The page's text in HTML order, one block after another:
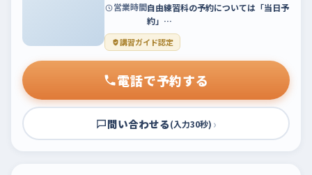
営業時間自由練習科の予約については「当日予
約」…
講習ガイド認定
電話で予約する
問い合わせる(入力30秒) ›